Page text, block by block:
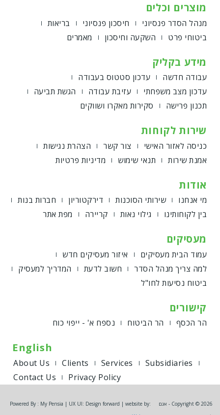
מוצרים וכלים
מנהל הסדר פנסיוני חיסכון פנסיוני
בריאות
ביטוחי פרט
השקעה וחיסכון מאמרים
מידע בקליק
עבודה חדשה
עדכון סטטוס בעבודה
עדכון מצב משפחתי
עזיבת עבודה
הגשת תביעה
תכנון פרישה
סקירות מאקרו ושווקים
שירות לקוחות
כניסה לאזור האישי צור קשר
הצהרת נגישות
אמנת שירות
תנאי שימוש מדיניות פרטיות
אודות
מי אנחנו שירותי הסוכנות דירקטוריון
חברות בנות
בין לקוחותינו
גילוי נאות קריירה מפת אתר
מעסיקים
עמוד הבית מעסיקים
איזור מעסיקים חדש
למה צריך מנהל הסדר
חשוב לדעת
המדריך למעסיק
ביטוח נסיעות לחו"ל
קישורים
הר הכסף הר הביטוח נספח א' - ייפוי כוח
English
About Us Clients Services
Subsidiaries
Contact Us
Privacy Policy
Copyright © 2026 - אגם
Powered By : My Pensia | UX UI: Design forward | website by: